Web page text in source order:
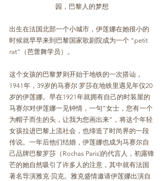
园，巴黎人的梦想
出生在法国北部一个小城市，伊莲娜在她很小的
时候就早早来到巴黎国家歌剧院成为一个 "petit
rat"（芭蕾舞学员）。
这个女孩的巴黎梦则开始于地铁的一次搭讪，
1941年，39岁的马赛尔·罗莎在地铁里遇见年仅20
岁的伊莲娜。早在1921年就拥有自己的时装屋的
马赛尔对伊莲娜一见钟情，一句“女士，您有一个
为帽子而生的头，让我为您画出来”，将这个年轻
女孩拉进巴黎上流社会，也缔造了时尚界的一段
传说。一年后他们结婚，伊莲娜也成为马赛尔自
己品牌巴黎罗莎（Rochas Paris)的代言人，初露锋
芒的她自然吸引了许多人的注意，其中就有法国
著名导演雅克·贝克。雅克盛情邀请伊莲娜出演自